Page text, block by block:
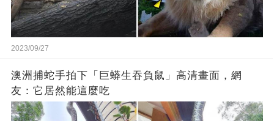
2023/09/27
澳洲捕蛇手拍下「巨蟒生吞負鼠」高清畫面，網
友：它居然能這麼吃